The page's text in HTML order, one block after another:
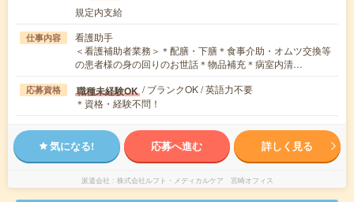
規定内支給
仕事内容
看護助手
＜看護補助者業務＞＊配膳・下膳＊食事介助・オムツ交換等
の患者様の身の回りのお世話＊物品補充＊病室内清…
応募資格 職種未経験OK / ブランクOK / 英語力不要
＊資格・経験不問！
気になる! 応募へ進む 詳しく見る
派遣会社 株式会社ルフト・メディカルケア 宮崎オフィス